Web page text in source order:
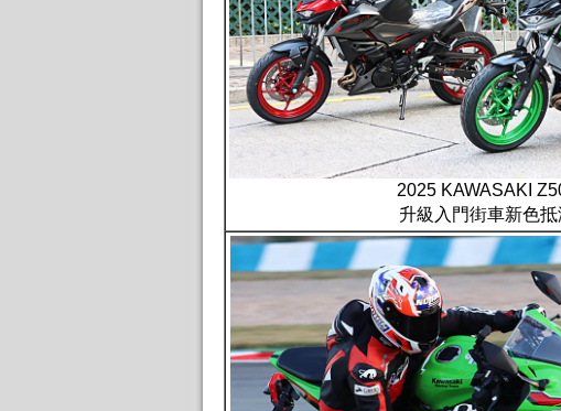
2025 KAWASAKI
升級入門街車新色抵